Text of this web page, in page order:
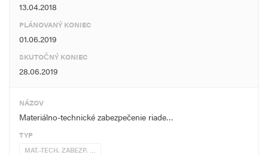
13.04.2018
PLÁNOVANÝ KONIEC
01.06.2019
SKUTOČNÝ KONIEC
28.06.2019
NÁZOV
Materiálno-technické zabezpečenie riade…
TYP
MAT.-TECH. ZABEZP. …